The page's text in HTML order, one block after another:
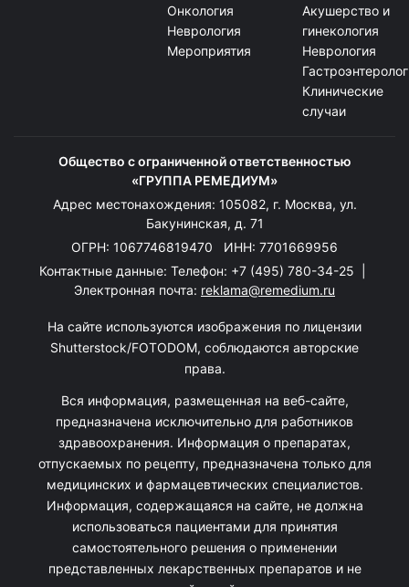
Онкология
Неврология
Мероприятия
Акушерство и
гинекология
Неврология
Клинические
случаи
Общество с ограниченной ответственностью
«ГРУППА РЕМЕДИУМ»
Адрес местонахождения: 105082, г. Москва, ул.
Бакунинская, д. 71
ОГРН: 1067746819470 ИНН: 7701669956
Контактные данные: Телефон: +7 (495) 780-34-25
Электронная почта: reklama@remedium.ru
На сайте используются изображения по лицензии
Shutterstock/FOTODOM, соблюдаются авторские
права.
Вся информация, размещенная на веб-сайте,
предназначена исключительно для работников
здравоохранения. Информация о препаратах,
отпускаемых по рецепту, предназначена только для
медицинских и фармацевтических специалистов.
Информация, содержащаяся на сайте, не должна
использоваться пациентами для принятия
самостоятельного решения о применении
представленных лекарственных препаратов и не